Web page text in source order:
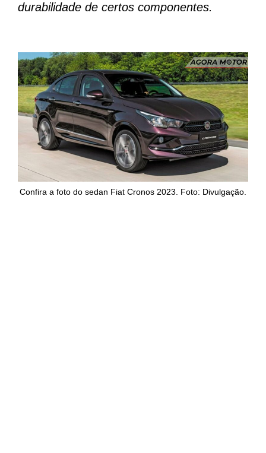
durabilidade de certos componentes.
Confira a foto do sedan Fiat Cronos 2023. Foto: Divulgação.